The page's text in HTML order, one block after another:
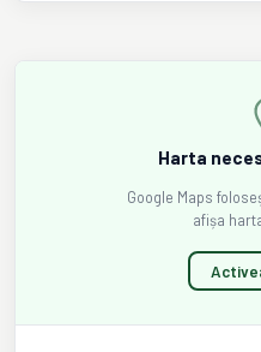
Harta
Google Maps
afișa